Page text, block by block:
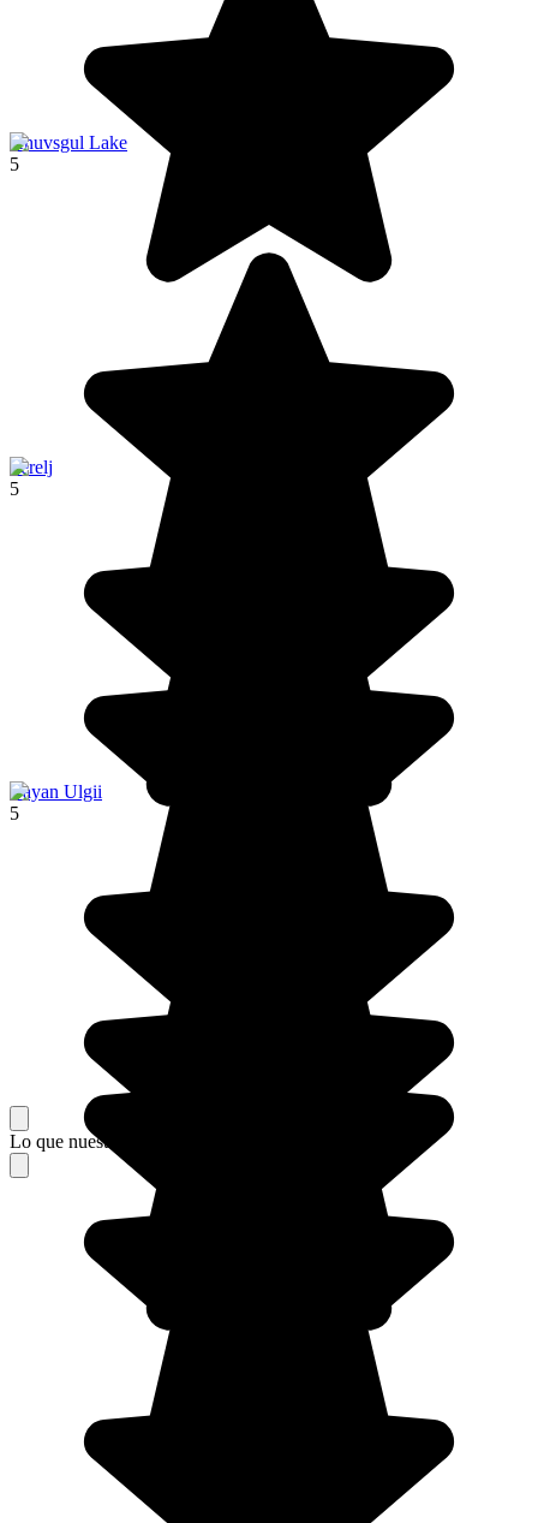
Khuvsgul Lake
5
Terelj
5
Bayan Ulgii
5
Lo que nuestros viajeros piensan de su estancia